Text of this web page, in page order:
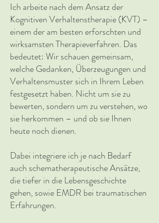
Ich arbeite nach dem Ansatz der
Kognitiven Verhaltenstherapie (KVT) –
einem der am besten erforschten und
wirksamsten Therapieverfahren. Das
bedeutet: Wir schauen gemeinsam,
welche Gedanken, Überzeugungen und
Verhaltensmuster sich in Ihrem Leben
festgesetzt haben. Nicht um sie zu
bewerten, sondern um zu verstehen, wo
sie herkommen – und ob sie Ihnen
heute noch dienen.
Dabei integriere ich je nach Bedarf
auch schematherapeutische Ansätze,
die tiefer in die Lebensgeschichte
gehen, sowie EMDR bei traumatischen
Erfahrungen.